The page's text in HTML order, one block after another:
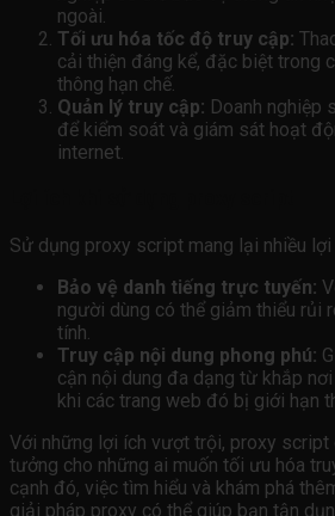
ngoài.
Tối ưu hóa tốc độ truy cập:
cải thiện đáng kể, đặc biệt trong
thông hạn chế.
Quản lý truy cập: Doanh nghiệp
để kiểm soát và giám sát hoạt
internet.
Sử dụng proxy script mang lại nhiều
Bảo vệ danh tiếng trực tuyến:
người dùng có thể giảm thiểu rủi
tính.
Truy cập nội dung phong phú:
cận nội dung đa dạng từ khắp
khi các trang web đó bị giới hạn
Với những lợi ích vượt trội, proxy script
tưởng cho những ai muốn tối ưu hóa
cạnh đó, việc tìm hiểu và khám phá
giải pháp proxy có thể giúp bạn tận